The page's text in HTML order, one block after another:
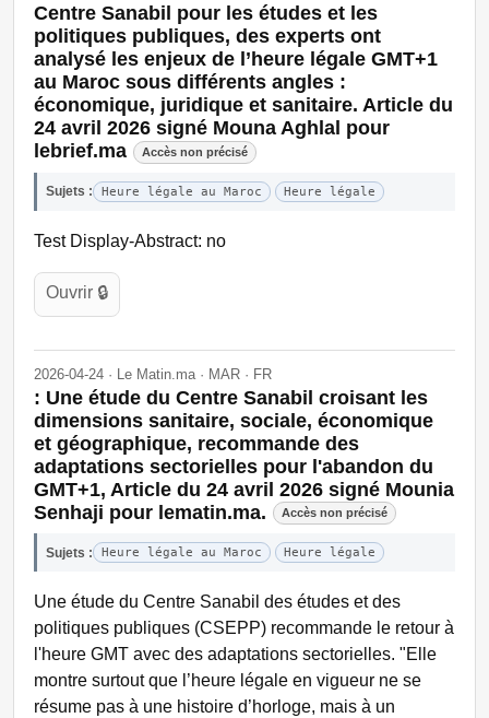
Centre Sanabil pour les études et les
politiques publiques, des experts ont
analysé les enjeux de l’heure légale GMT+1
au Maroc sous différents angles :
économique, juridique et sanitaire. Article du
24 avril 2026 signé Mouna Aghlal pour
lebrief.ma
Accès non précisé
Sujets : Heure légale au Maroc Heure légale
Test Display-Abstract: no
Ouvrir 🔒
2026-04-24 · Le Matin.ma · MAR · FR
: Une étude du Centre Sanabil croisant les
dimensions sanitaire, sociale, économique
et géographique, recommande des
adaptations sectorielles pour l'abandon du
GMT+1, Article du 24 avril 2026 signé Mounia
Senhaji pour lematin.ma.
Accès non précisé
Sujets : Heure légale au Maroc Heure légale
Une étude du Centre Sanabil des études et des
politiques publiques (CSEPP) recommande le retour à
l'heure GMT avec des adaptations sectorielles. "Elle
montre surtout que l’heure légale en vigueur ne se
résume pas à une histoire d’horloge, mais à un